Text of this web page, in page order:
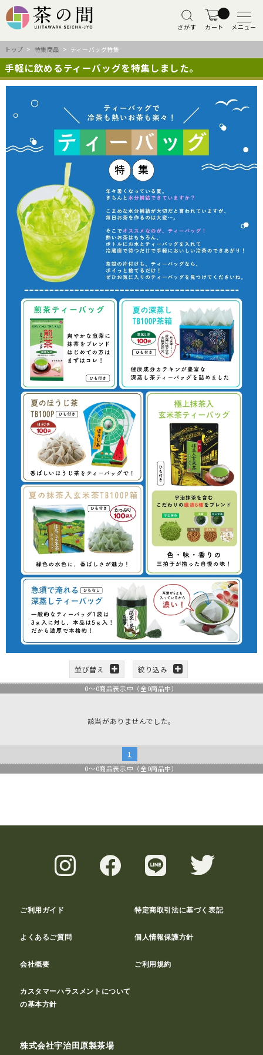
さがす カート メニュー
トップ > 特集商品 > ティーバッグ特集
手軽に飲めるティーバッグを特集しました。
並び替え 絞り込み
0～0商品表示中（全0商品中）
該当がありませんでした。
1
0～0商品表示中（全0商品中）
ご利用ガイド 特定商取引法に基づく表記
よくあるご質問 個人情報保護方針
会社概要 ご利用規約
カスタマーハラスメントについて
の基本方針
株式会社宇治田原製茶場